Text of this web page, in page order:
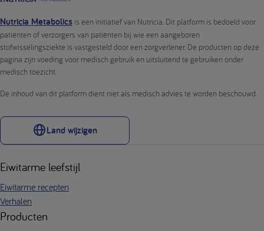
Nutricia Metabolics is een initiatief van Nutricia. Dit platform is bedoeld voor
patiënten of verzorgers van patiënten bij wie een aangeboren
stofwisselingsziekte is vastgesteld door een zorgverlener. De producten op deze
pagina zijn voeding voor medisch gebruik en uitsluitend te gebruiken onder
medisch toezicht.
De inhoud van dit platform dient niet als medisch advies te worden beschouwd.
Land wijzigen
Eiwitarme leefstijl
Eiwitarme recepten
Verhalen
Producten